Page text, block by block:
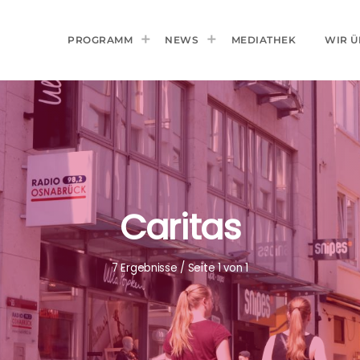
PROGRAMM NEWS MEDIATHEK WIR
Caritas
7 Ergebnisse / Seite 1 von 1